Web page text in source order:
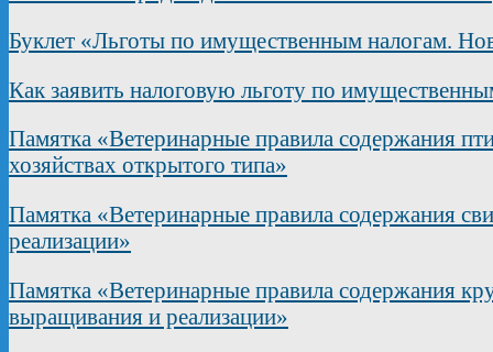
Буклет «Льготы по имущественным налогам.
Как заявить налоговую льготу по
Памятка «Ветеринарные правила содержания
хозяйствах открытого типа»
Памятка «Ветеринарные правила содержания
реализации»
Памятка «Ветеринарные правила содержания
выращивания и реализации»